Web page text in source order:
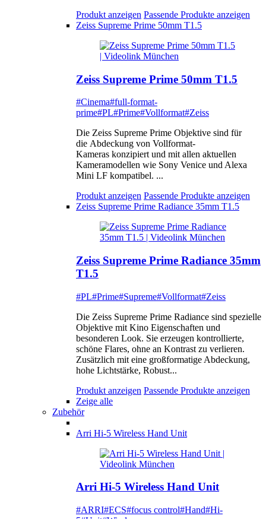
Produkt anzeigen Passende Produkte anzeigen
Zeiss Supreme Prime 50mm T1.5
Zeiss Supreme Prime 50mm T1.5
#Cinema#full-format-
prime#PL#Prime#Vollformat#Zeiss
Die Zeiss Supreme Prime Objektive sind für
die Abdeckung von Vollformat-
Kameras konzipiert und mit allen aktuellen
Kameramodellen wie Sony Venice und Alexa
Mini LF kompatibel. ...
Produkt anzeigen Passende Produkte anzeigen
Zeiss Supreme Prime Radiance 35mm T1.5
Zeiss Supreme Prime Radiance 35mm
T1.5
#PL#Prime#Supreme#Vollformat#Zeiss
Die Zeiss Supreme Prime Radiance sind spezielle
Objektive mit Kino Eigenschaften und
besonderen Look. Sie erzeugen kontrollierte,
schöne Flares, ohne an Kontrast zu verlieren.
Zusätzlich mit eine großformatige Abdeckung,
hohe Lichtstärke, Robust...
Produkt anzeigen Passende Produkte anzeigen
Zeige alle
Zubehör
Arri Hi-5 Wireless Hand Unit
Arri Hi-5 Wireless Hand Unit
#ARRI#ECS#focus control#Hand#Hi-